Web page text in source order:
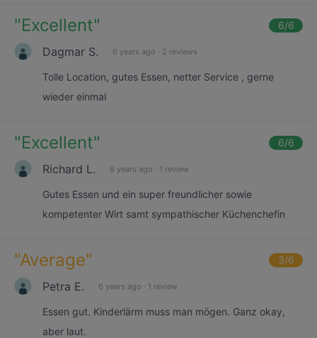
"Excellent" 6/6
Dagmar S. 6 years ago · 2 reviews
Tolle Location, gutes Essen, netter Service , gerne
wieder einmal
"Excellent" 6/6
Richard L. 6 years ago · 1 review
Gutes Essen und ein super freundlicher sowie
kompetenter Wirt samt sympathischer Küchenchefin
"Average" 3/6
Petra E. 6 years ago · 1 review
Essen gut. Kinderlärm muss man mögen. Ganz okay,
aber laut.